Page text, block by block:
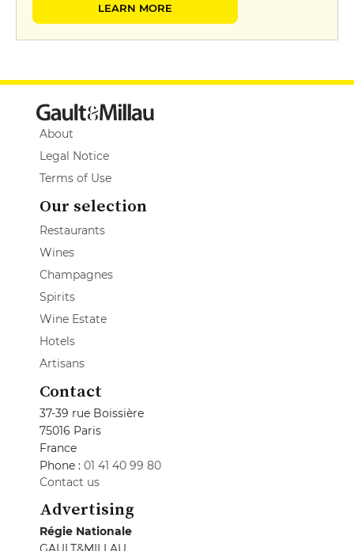
LEARN MORE
About
Legal Notice
Terms of Use
Our selection
Restaurants
Wines
Champagnes
Spirits
Wine Estate
Hotels
Artisans
Contact
37-39 rue Boissière
75016 Paris
France
Phone : 01 41 40 99 80
Contact us
Advertising
Régie Nationale